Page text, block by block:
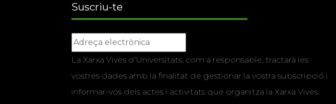
Suscriu-te
La Xarxa Vives d’Universitats, com a responsable, tractarà les
vostres dades amb la finalitat de gestionar la vostra subscripció i
informar-vos dels actes i activitats que organitza la Xarxa Vives.